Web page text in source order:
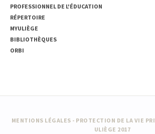
PROFESSIONNEL DE L'ÉDUCATION
RÉPERTOIRE
MYULIÈGE
BIBLIOTHÈQUES
ORBI
MENTIONS LÉGALES - PROTECTION DE LA VIE
ULIÈGE 2017